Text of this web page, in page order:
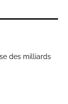
des milliards